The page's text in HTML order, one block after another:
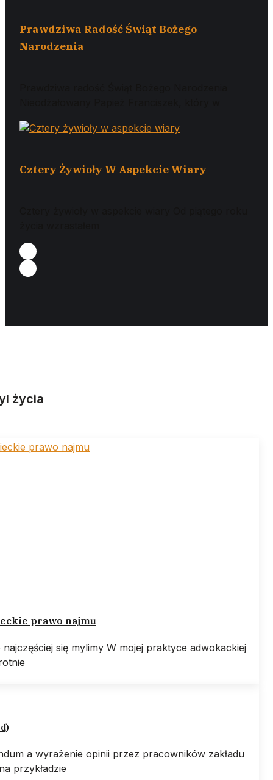
Prawdziwa Radość Świąt Bożego
Narodzenia
Cztery Żywioły W Aspekcie Wiary
życia
prawo najmu
najczęściej się mylimy W mojej praktyce adwokackiej
a wyrażenie opinii przez pracowników zakładu
przykładzie